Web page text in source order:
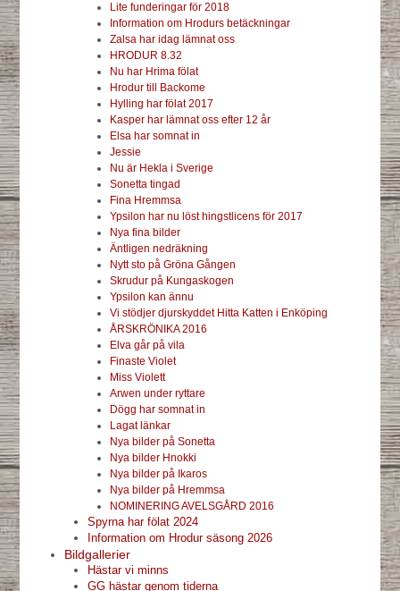
Lite funderingar för 2018
Information om Hrodurs betäckningar
Zalsa har idag lämnat oss
HRODUR 8.32
Nu har Hrima fölat
Hrodur till Backome
Hylling har fölat 2017
Kasper har lämnat oss efter 12 år
Elsa har somnat in
Jessie
Nu är Hekla i Sverige
Sonetta tingad
Fina Hremmsa
Ypsilon har nu löst hingstlicens för 2017
Nya fina bilder
Äntligen nedräkning
Nytt sto på Gröna Gången
Skrudur på Kungaskogen
Ypsilon kan ännu
Vi stödjer djurskyddet Hitta Katten i Enköping
ÅRSKRÖNIKA 2016
Elva går på vila
Finaste Violet
Miss Violett
Arwen under ryttare
Dögg har somnat in
Lagat länkar
Nya bilder på Sonetta
Nya bilder Hnokki
Nya bilder på Ikaros
Nya bilder på Hremmsa
NOMINERING AVELSGÅRD 2016
Spyrna har fölat 2024
Information om Hrodur säsong 2026
Bildgallerier
Hästar vi minns
GG hästar genom tiderna